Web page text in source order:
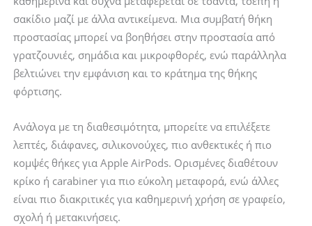
σακίδιο μαζί με άλλα αντικείμενα. Μια συμβατή θήκη
προστασίας μπορεί να βοηθήσει στην προστασία από
γρατζουνιές, σημάδια και μικροφθορές, ενώ παράλληλα
βελτιώνει την εμφάνιση και το κράτημα της θήκης
φόρτισης.
Ανάλογα με τη διαθεσιμότητα, μπορείτε να επιλέξετε
λεπτές, διάφανες, σιλικονούχες, πιο ανθεκτικές ή πιο
κομψές θήκες για Apple AirPods. Ορισμένες διαθέτουν
κρίκο ή carabiner για πιο εύκολη μεταφορά, ενώ άλλες
είναι πιο διακριτικές για καθημερινή χρήση σε γραφείο,
σχολή ή μετακινήσεις.